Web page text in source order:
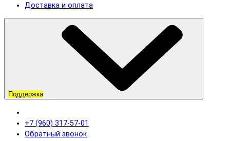
Доставка и оплата
Поддержка
+7 (960) 317-57-01
Обратный звонок